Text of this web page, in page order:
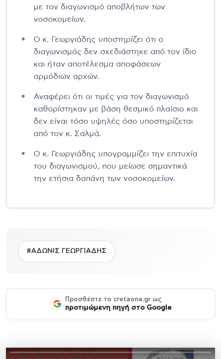
με τον διαγωνισμό αποβλήτων των
νοσοκομείων.
Ο κ. Γεωργιάδης υποστηρίζει ότι ο
διαγωνισμός δεν σχεδιάστηκε από τον ίδιο
και ήταν αποτέλεσμα αποφάσεων
αρμόδιων αρχών.
Αναφέρει ότι οι τιμές για τον διαγωνισμό
καθορίστηκαν με βάση θεσμικό πλαίσιο και
δεν είναι τόσο υψηλές όσο υποστηρίζεται
από τον κ. Σαλμά.
Ο κ. Γεωργιάδης υπογραμμίζει την επιτυχία
του διαγωνισμού, που μείωσε σημαντικά
την ετήσια δαπάνη των νοσοκομείων.
#ΑΔΩΝΙΣ ΓΕΩΡΓΙΑΔΗΣ
Προσθέστε το cretaone.gr ως
προτιμώμενη πηγή στο Google